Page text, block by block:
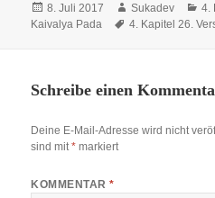
Veröffentlicht
am
8. Juli 2017 Autor
Sukadev 4.
Kaivalya Pada
Schlagwörter
4. Kapitel 26.
Schreibe einen
Deine E-Mail-Adresse wird nicht
sind mit* markiert
KOMMENTAR*